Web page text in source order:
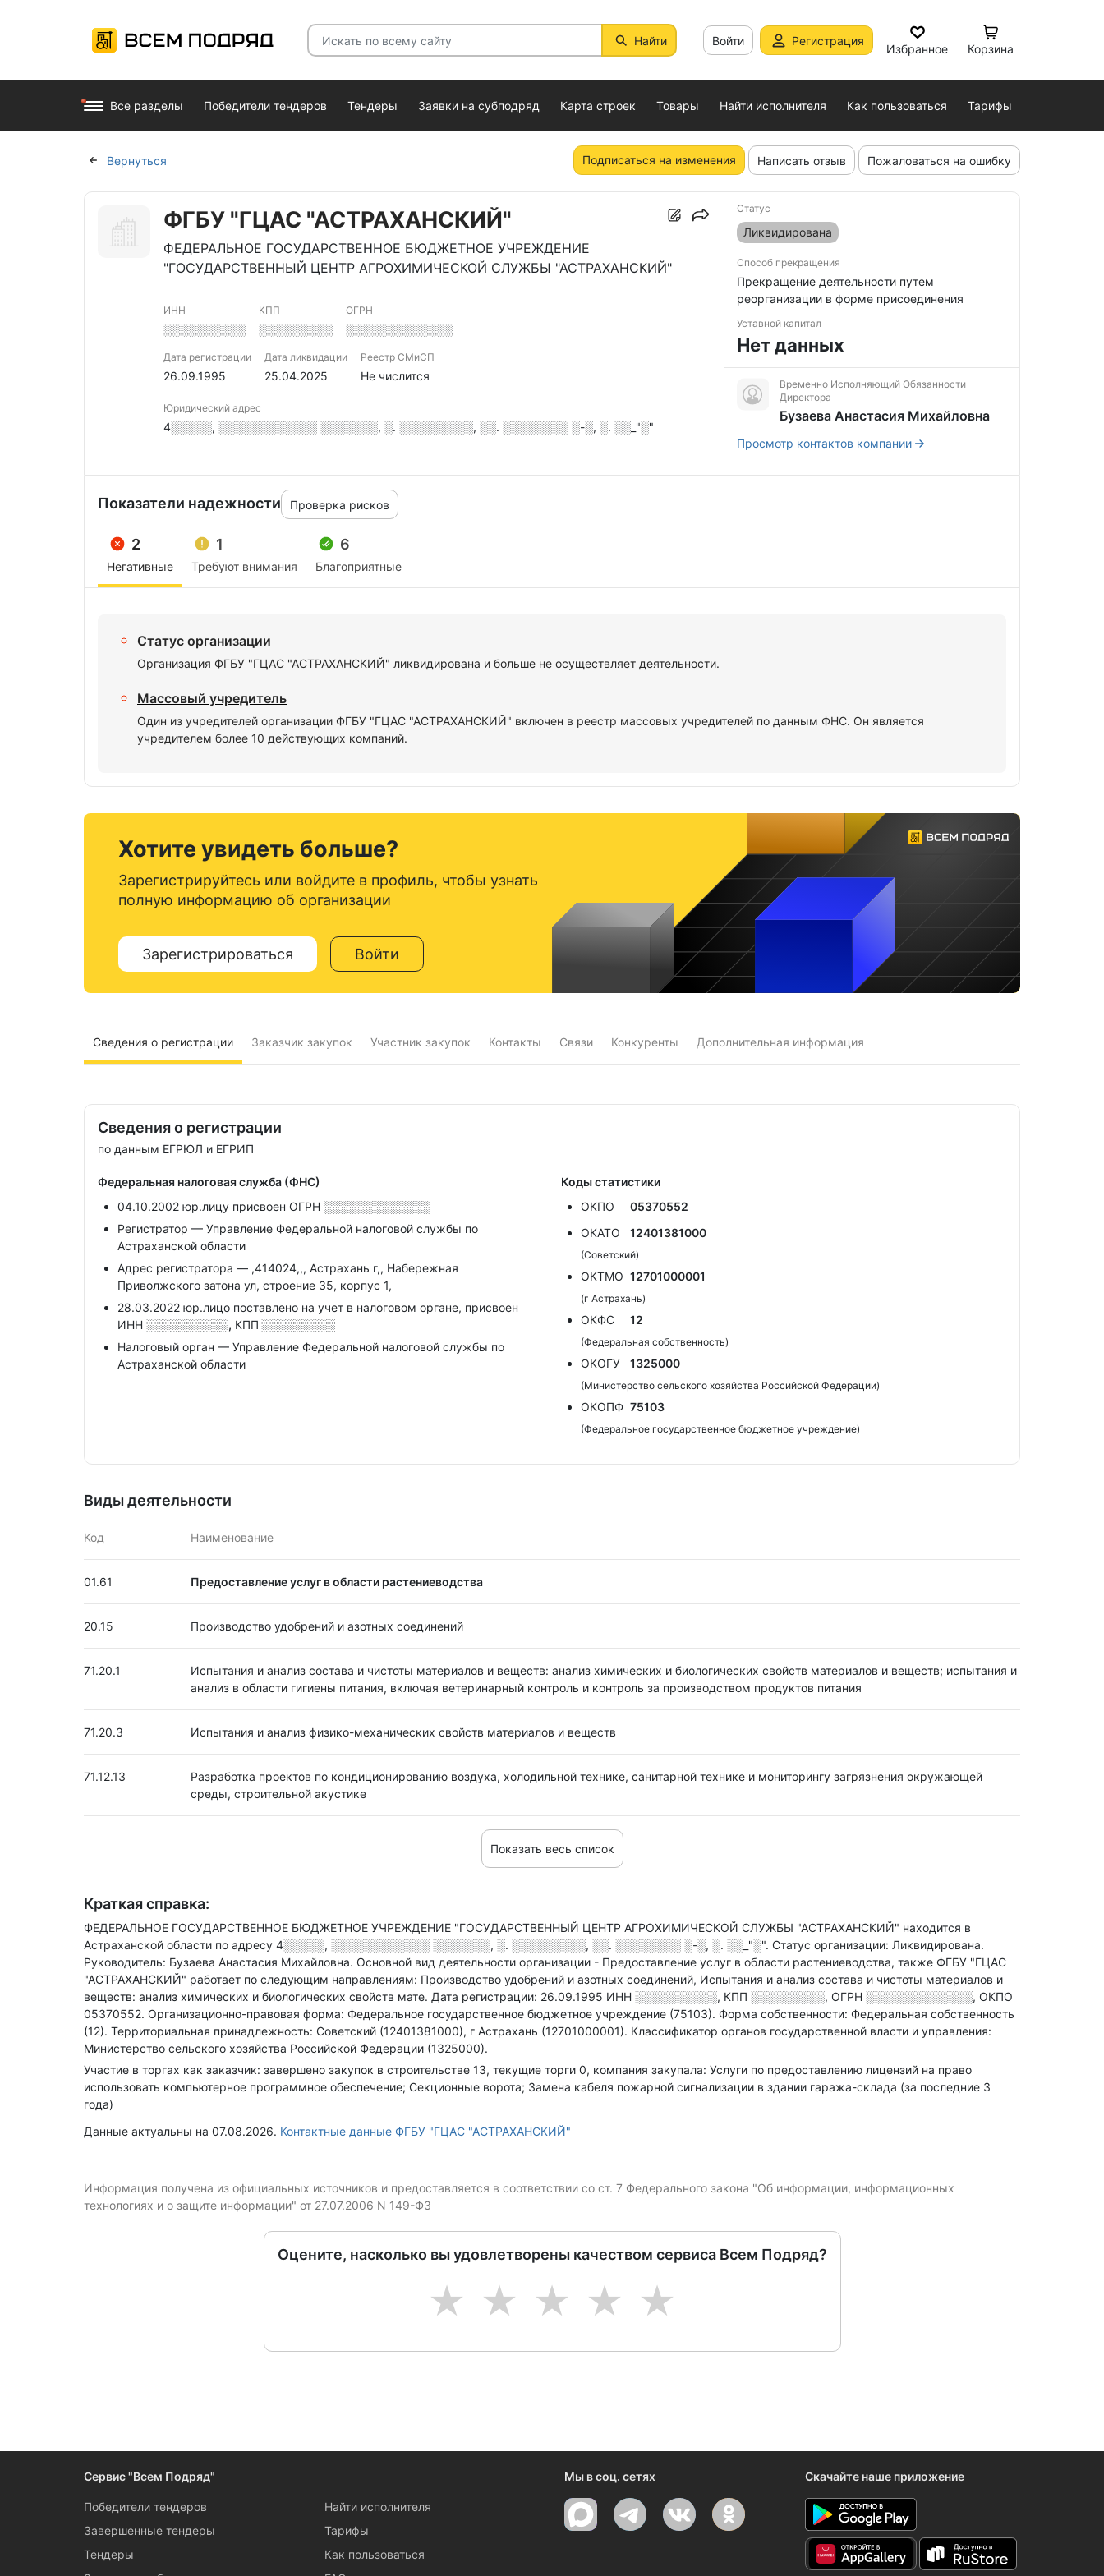
Найти Войти Регистрация
Избранное Корзина
Все разделы Победители тендеров Тендеры Заявки на субподряд Карта строек Товары Найти исполнителя Как пользоваться Тарифы
Вернуться Подписаться на изменения Написать отзыв Пожаловаться на ошибку
ФГБУ "ГЦАС "АСТРАХАНСКИЙ"
ФЕДЕРАЛЬНОЕ ГОСУДАРСТВЕННОЕ БЮДЖЕТНОЕ УЧРЕЖДЕНИЕ
"ГОСУДАРСТВЕННЫЙ ЦЕНТР АГРОХИМИЧЕСКОЙ СЛУЖБЫ "АСТРАХАНСКИЙ"
ИНН
░░░░░░░░░░
КПП
░░░░░░░░░
ОГРН
░░░░░░░░░░░░░
Дата регистрации
26.09.1995
Дата ликвидации
25.04.2025
Реестр СМиСП
Не числится
Юридический адрес
4░░░░░, ░░░░░░░░░░░░ ░░░░░░░, ░. ░░░░░░░░░, ░░. ░░░░░░░░ ░-░, ░. ░░_"░"
Статус
Ликвидирована
Способ прекращения
Прекращение деятельности путем
реорганизации в форме присоединения
Уставной капитал
Нет данных
Временно Исполняющий Обязанности
Директора
Бузаева Анастасия Михайловна
Просмотр контактов компании
Показатели надежности Проверка рисков
2
Негативные
1
Требуют внимания
6
Благоприятные
Статус организации
Организация ФГБУ "ГЦАС "АСТРАХАНСКИЙ" ликвидирована и больше не осуществляет деятельности.
Массовый учредитель
Один из учредителей организации ФГБУ "ГЦАС "АСТРАХАНСКИЙ" включен в реестр массовых учредителей по данным ФНС. Он является
учредителем более 10 действующих компаний.
Хотите увидеть больше?
Зарегистрируйтесь или войдите в профиль, чтобы узнать
полную информацию об организации
Зарегистрироваться Войти
Сведения о регистрации Заказчик закупок Участник закупок Контакты Связи Конкуренты Дополнительная информация
Сведения о регистрации
по данным ЕГРЮЛ и ЕГРИП
Федеральная налоговая служба (ФНС)
04.10.2002 юр.лицу присвоен ОГРН ░░░░░░░░░░░░░
Регистратор — Управление Федеральной налоговой службы по
Астраханской области
Адрес регистратора — ,414024,,, Астрахань г,, Набережная
Приволжского затона ул, строение 35, корпус 1,
28.03.2022 юр.лицо поставлено на учет в налоговом органе, присвоен
ИНН ░░░░░░░░░░, КПП ░░░░░░░░░
Налоговый орган — Управление Федеральной налоговой службы по
Астраханской области
Коды статистики
ОКПО
05370552
ОКАТО
12401381000
(Советский)
ОКТМО 12701000001
(г Астрахань)
ОКФС 12
(Федеральная собственность)
ОКОГУ 1325000
(Министерство сельского хозяйства Российской Федерации)
ОКОПФ 75103
(Федеральное государственное бюджетное учреждение)
Виды деятельности
Код Наименование
01.61 Предоставление услуг в области растениеводства
20.15 Производство удобрений и азотных соединений
71.20.1
Испытания и анализ состава и чистоты материалов и веществ: анализ химических и биологических свойств материалов и веществ; испытания и
анализ в области гигиены питания, включая ветеринарный контроль и контроль за производством продуктов питания
71.20.3 Испытания и анализ физико-механических свойств материалов и веществ
71.12.13
Разработка проектов по кондиционированию воздуха, холодильной технике, санитарной технике и мониторингу загрязнения окружающей
среды, строительной акустике
Показать весь список
Краткая справка:
ФЕДЕРАЛЬНОЕ ГОСУДАРСТВЕННОЕ БЮДЖЕТНОЕ УЧРЕЖДЕНИЕ "ГОСУДАРСТВЕННЫЙ ЦЕНТР АГРОХИМИЧЕСКОЙ СЛУЖБЫ "АСТРАХАНСКИЙ" находится в
Астраханской области по адресу 4░░░░░, ░░░░░░░░░░░░ ░░░░░░░, ░. ░░░░░░░░░, ░░. ░░░░░░░░ ░-░, ░. ░░_"░". Статус организации: Ликвидирована.
Руководитель: Бузаева Анастасия Михайловна. Основной вид деятельности организации - Предоставление услуг в области растениеводства, также ФГБУ "ГЦАС
"АСТРАХАНСКИЙ" работает по следующим направлениям: Производство удобрений и азотных соединений, Испытания и анализ состава и чистоты материалов и
веществ: анализ химических и биологических свойств мате. Дата регистрации: 26.09.1995 ИНН ░░░░░░░░░░, КПП ░░░░░░░░░, ОГРН ░░░░░░░░░░░░░, ОКПО
05370552. Организационно-правовая форма: Федеральное государственное бюджетное учреждение (75103). Форма собственности: Федеральная собственность
(12). Территориальная принадлежность: Советский (12401381000), г Астрахань (12701000001). Классификатор органов государственной власти и управления:
Министерство сельского хозяйства Российской Федерации (1325000).
Участие в торгах как заказчик: завершено закупок в строительстве 13, текущие торги 0, компания закупала: Услуги по предоставлению лицензий на право
использовать компьютерное программное обеспечение; Секционные ворота; Замена кабеля пожарной сигнализации в здании гаража-склада (за последние 3
года)
Данные актуальны на 07.08.2026. Контактные данные ФГБУ "ГЦАС "АСТРАХАНСКИЙ"
Информация получена из официальных источников и предоставляется в соответствии со ст. 7 Федерального закона "Об информации, информационных
технологиях и о защите информации" от 27.07.2006 N 149-ФЗ
Оцените, насколько вы удовлетворены качеством сервиса Всем Подряд?
5
4
3
2
1
Сервис "Всем Подряд"
Победители тендеров
Завершенные тендеры
Тендеры
Найти исполнителя
Тарифы
Как пользоваться
Мы в соц. сетях Скачайте наше приложение